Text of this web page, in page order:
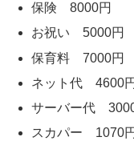
保険 8000円
お祝い 5000円
保育料 7000円
ネット代 4600円
サーバー代
スカパー 1070